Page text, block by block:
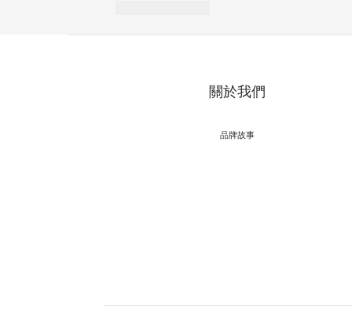
關於我們
品牌故事